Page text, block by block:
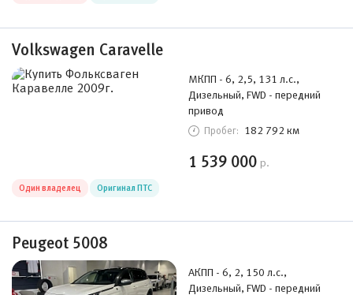
Volkswagen Caravelle
МКПП - 6, 2,5, 131 л.с.,
Дизельный, FWD - передний
привод
Пробег: 182 792 км
1 539 000 р.
Один владелец Оригинал ПТС
Peugeot 5008
АКПП - 6, 2, 150 л.с.,
Дизельный, FWD - передний